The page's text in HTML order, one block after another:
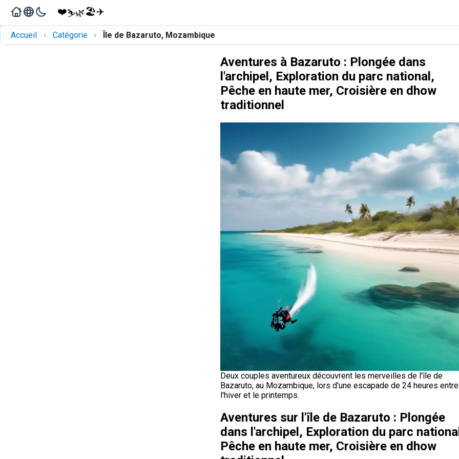
❤️⛷️🌿🏖️✈️
Accueil › Catégorie › Île de Bazaruto, Mozambique
Aventures à Bazaruto : Plongée dans
l'archipel, Exploration du parc national,
Pêche en haute mer, Croisière en dhow
traditionnel
Deux couples aventureux découvrent les merveilles de l'île de
Bazaruto, au Mozambique, lors d'une escapade de 24 heures entre
l'hiver et le printemps.
Aventures sur l'île de Bazaruto : Plongée
dans l'archipel, Exploration du parc
Pêche en haute mer, Croisière en dhow